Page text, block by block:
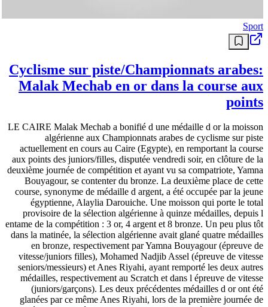
Sport
Cyclisme sur piste/Championnats arabes:
Malak Mechab en or dans la course aux
points
LE CAIRE Malak Mechab a bonifié d une médaille d or la moisson
algérienne aux Championnats arabes de cyclisme sur piste
actuellement en cours au Caire (Egypte), en remportant la course
aux points des juniors/filles, disputée vendredi soir, en clôture de la
deuxième journée de compétition et ayant vu sa compatriote, Yamna
Bouyagour, se contenter du bronze. La deuxième place de cette
course, synonyme de médaille d argent, a été occupée par la jeune
égyptienne, Alaylia Darouiche. Une moisson qui porte le total
provisoire de la sélection algérienne à quinze médailles, depuis l
entame de la compétition : 3 or, 4 argent et 8 bronze. Un peu plus tôt
dans la matinée, la sélection algérienne avait glané quatre médailles
en bronze, respectivement par Yamna Bouyagour (épreuve de
vitesse/juniors filles), Mohamed Nadjib Assel (épreuve de vitesse
seniors/messieurs) et Anes Riyahi, ayant remporté les deux autres
médailles, respectivement au Scratch et dans l épreuve de vitesse
(juniors/garçons). Les deux précédentes médailles d or ont été
glanées par ce même Anes Riyahi, lors de la première journée de